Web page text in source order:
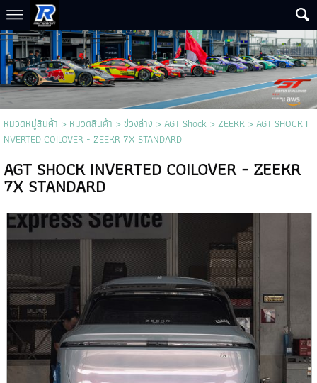
หมวดหมู่สินค้า > หมวดสินค้า > ช่วงล่าง >AGT Shock>ZEEKR> AGT SHOCK I
NVERTED COILOVER - ZEEKR 7X STANDARD
AGT SHOCK INVERTED COILOVER - ZEEKR
7X STANDARD